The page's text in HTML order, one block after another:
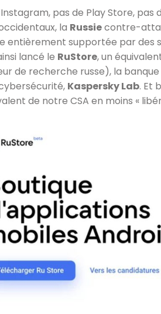
pas de Play Store,
la Russiecontre-
entièrement supportée par des
lancé le RuStore, un
de recherche russe), la banque
Kaspersky Lab. Et
de notre CSA en moins «